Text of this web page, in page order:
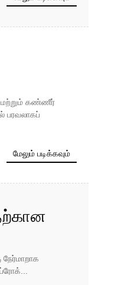
மற்றும் கண்ணீர்
பரவலாகப்
மேலும் படிக்கவும்